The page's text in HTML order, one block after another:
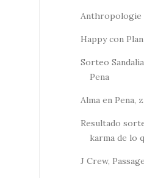
Anthropologie
Happy con
Sorteo
Pena
Alma en Pena,
Resultado
karma de lo
J Crew,